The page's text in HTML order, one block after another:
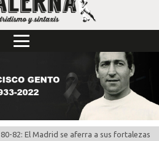
80-82: El Madrid se aferra a sus fortalezas